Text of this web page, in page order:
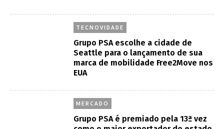
TECNOVIDADE
Grupo PSA escolhe a cidade de
Seattle para o lançamento de sua
marca de mobilidade Free2Move nos
EUA
MERCADO
Grupo PSA é premiado pela 13ª vez